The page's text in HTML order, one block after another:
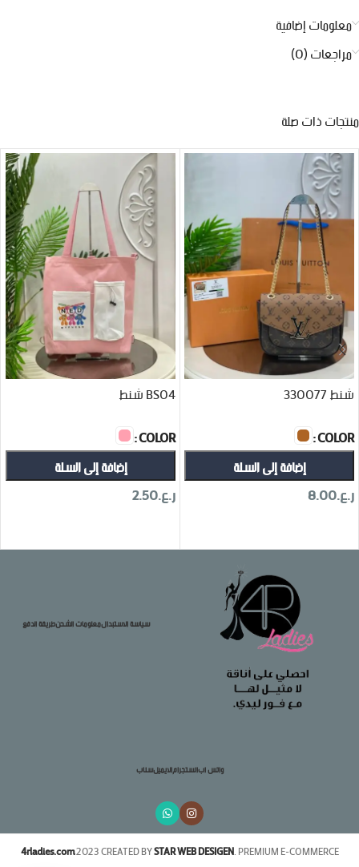
معلومات إضافية
مراجعات (0)
منتجات ذات صلة
شنط 330077
COLOR
إضافة إلى السلة
ر.ع.8.00
BS04 شنط
COLOR
إضافة إلى السلة
ر.ع.2.50
سياسة الاستبدالمعلومات الشحنطريقة الدفع
واتس ابانستجرامالايميلسناب
4rladies.com2023 CREATED BYSTAR WEB DESIGEN. PREMIUM E-COMMERCE